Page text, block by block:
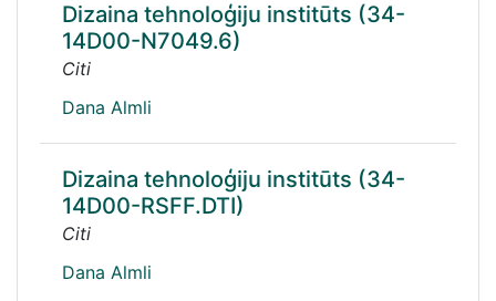
Dizaina tehnoloģiju institūts (34-
14D00-N7049.6)
Citi
Dana Almli
Dizaina tehnoloģiju institūts (34-
14D00-RSFF.DTI)
Citi
Dana Almli